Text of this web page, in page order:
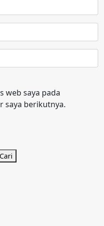
web saya pada
saya berikutnya.
Cari